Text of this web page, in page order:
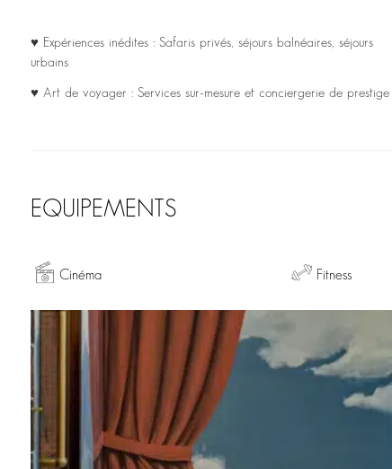
♥ Expériences inédites : Safaris privés, séjours balnéaires, séjours
urbains
♥ Art de voyager : Services sur-mesure et conciergerie de prestige
EQUIPEMENTS
Cinéma Fitness